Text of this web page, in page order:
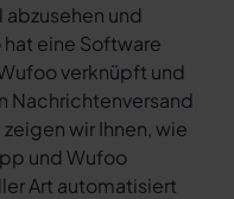
und
eine Software
verknüpft und
Nachrichtenversand
wir Ihnen, wie
und Wufoo
Art automatisiert